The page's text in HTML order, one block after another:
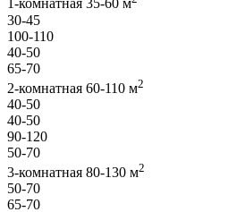
1-комнатная 35-60 м
30-45
100-110
40-50
65-70
2-комнатная 60-110 м2
40-50
40-50
90-120
50-70
3-комнатная 80-130 м2
50-70
65-70